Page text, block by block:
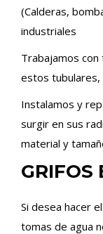
(Calderas,
industriales
Trabajamos
estos tubulares,
Instalamos y
surgir en sus
material y
Si desea hacer
tomas de agua